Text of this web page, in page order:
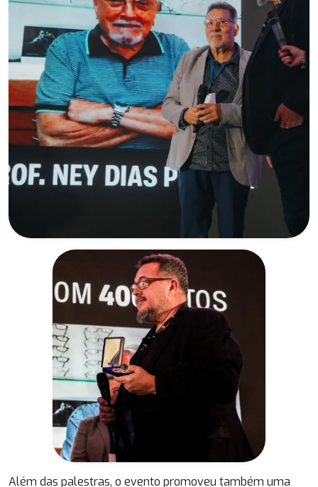
Além das palestras, o evento promoveu também uma